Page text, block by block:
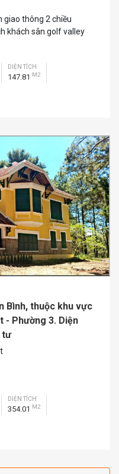
thông 2 chiều
khách sân golf valley
DIỆN TÍCH
147.81 M2
Bình, thuộc khu vực
- Phường 3. Diện
tư
DIỆN TÍCH
354.01 M2